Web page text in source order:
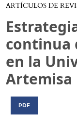
ARTÍCULOS DE
continua
en la
Artemisa
PDF